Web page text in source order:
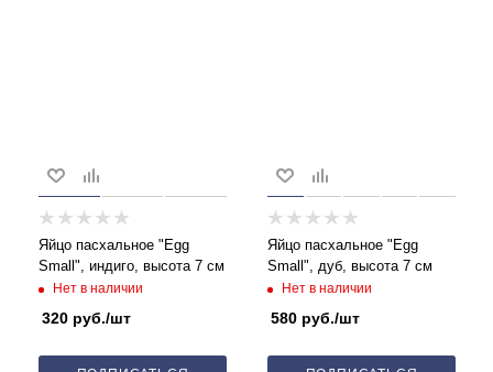
Яйцо пасхальное "Egg
Small", индиго, высота 7 см
Нет в наличии
320 руб./шт
Яйцо пасхальное "Egg
Small", дуб, высота 7 см
Нет в наличии
580 руб./шт